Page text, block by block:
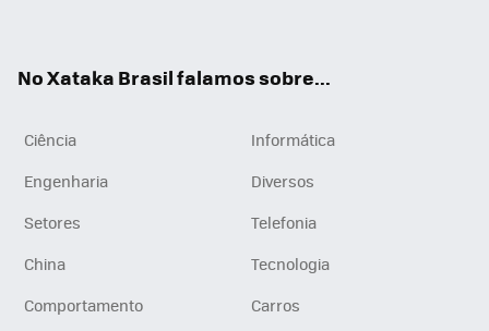
No Xataka Brasil falamos sobre...
Ciência
Informática
Engenharia
Diversos
Setores
Telefonia
China
Tecnologia
Comportamento
Carros